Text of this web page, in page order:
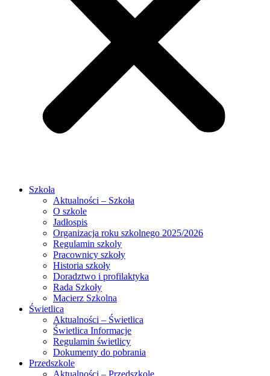
Szkoła
Aktualności – Szkoła
O szkole
Jadłospis
Organizacja roku szkolnego 2025/2026
Regulamin szkoly
Pracownicy szkoły
Historia szkoły
Doradztwo i profilaktyka
Rada Szkoły
Macierz Szkolna
Świetlica
Aktualności – Świetlica
Świetlica Informacje
Regulamin świetlicy
Dokumenty do pobrania
Przedszkole
Aktualności – Przedszkole